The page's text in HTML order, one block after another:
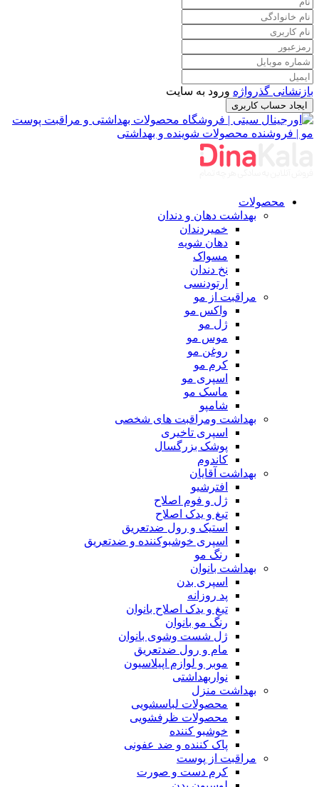
بازنشانی گذرواژه ورود به سایت
ایجاد حساب کاربری
محصولات
بهداشت دهان و دندان
خمیردندان
دهان شویه
مسواک
نخ دندان
ارتودنسی
مراقبت از مو
واکس مو
ژل مو
موس مو
روغن مو
کرم مو
اسپری مو
ماسک مو
شامپو
بهداشت ومراقبت های شخصی
اسپری تاخیری
پوشک بزرگسال
کاندوم
بهداشت آقایان
افترشیو
ژل و فوم اصلاح
تیغ و یدک اصلاح
استیک و رول ضدتعریق
اسپری خوشبوکننده و ضدتعریق
رنگ مو
بهداشت بانوان
اسپری بدن
پد روزانه
تیغ و یدک اصلاح بانوان
رنگ مو بانوان
ژل شست وشوی بانوان
مام و رول ضدتعریق
موبر و لوازم اپیلاسیون
نواربهداشتی
بهداشت منزل
محصولات لباسشویی
محصولات ظرفشویی
خوشبو کننده
پاک کننده و ضد عفونی
مراقبت از پوست
کرم دست و صورت